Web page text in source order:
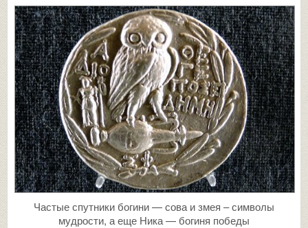
Частые спутники богини — сова и змея – символы
мудрости, а еще Ника — богиня победы